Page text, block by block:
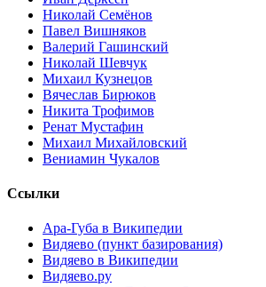
Николай Семёнов
Павел Вишняков
Валерий Гашинский
Николай Шевчук
Михаил Кузнецов
Вячеслав Бирюков
Никита Трофимов
Ренат Мустафин
Михаил Михайловский
Вениамин Чукалов
Ссылки
Ара-Губа в Википедии
Видяево (пункт базирования)
Видяево в Википедии
Видяево.ру